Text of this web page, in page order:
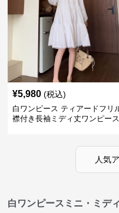
¥5,980 (税込)
白ワンピース ティアードフリ
襟付き長袖ミディ丈ワンピース
人気
白ワンピースミニ・ミデ